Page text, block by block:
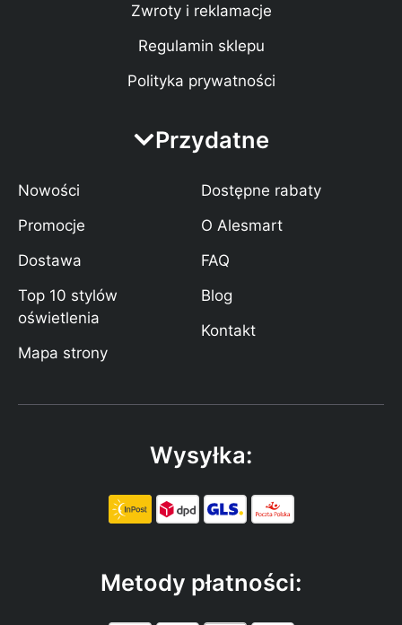
Zwroty i reklamacje
Regulamin sklepu
Polityka prywatności
Przydatne
Nowości
Promocje
Dostawa
Top 10 stylów
oświetlenia
Mapa strony
Dostępne rabaty
O Alesmart
FAQ
Blog
Kontakt
Wysyłka:
Metody płatności: